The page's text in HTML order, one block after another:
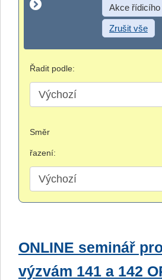
Akce řídicího
Zrušit vše
Řadit podle:
Směr
řazení:
ONLINE seminář
výzvám 141 a 142